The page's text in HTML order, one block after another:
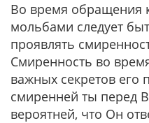
Во время обращения
мольбами следует
проявлять
Смиренность во
важных секретов его
смиренней ты перед
вероятней, что Он